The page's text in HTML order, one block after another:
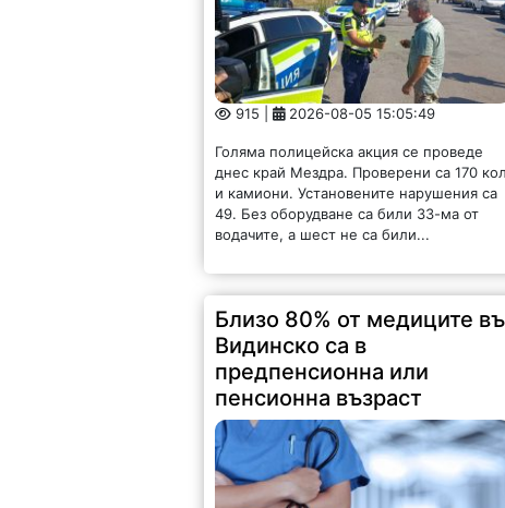
915 | 2026-08-05 15:05:49
Голяма полицейска акция се проведе
днес край Мездра. Проверени са 170
и камиони. Установените нарушения са
49. Без оборудване са били 33-ма от
водачите, а шест не са били...
Близо 80% от медиците
Видинско са в
предпенсионна или
пенсионна възраст